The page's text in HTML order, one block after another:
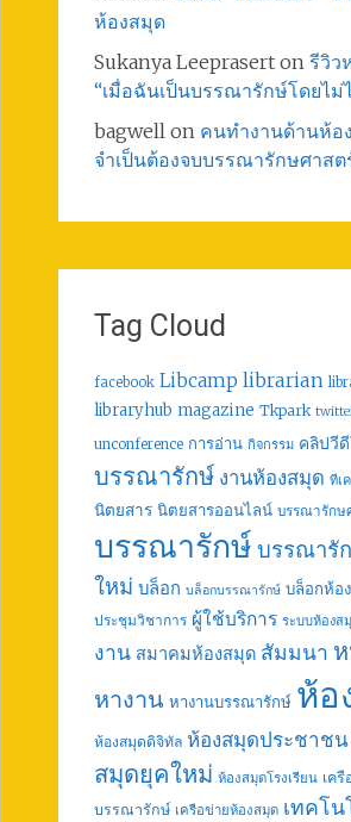
ห้องสมุด
Sukanya Leepraserton รีวิว
“เมื่อฉันเป็นบรรณารักษ์โดยไม่
bagwellon คนทำงานด้านห้อ
จำเป็นต้องจบบรรณารักษศาส
Tag Cloud
facebook Libcamp librarian
libraryhub magazine Tkpark
unconference การอ่าน กิจกรรม คลิปวีดี
บรรณารักษ์ งานห้องสมุด ทีเ
นิตยสาร นิตยสารออนไลน์ บรรณารักษ
บรรณารักษ์ บรรณารั
ใหม่ บล็อก บล็อกบรรณารักษ์ บล็อกห้อ
ประชุมวิชาการ ผู้ใช้บริการ ระบบห้องส
งาน สมาคมห้องสมุด สัมมนา
หางาน หางานบรรณารักษ์ ห้อ
ห้องสมุดดิจิทัล ห้องสมุดประชาชน
สมุดยุคใหม่ ห้องสมุดโรงเรียน เค
บรรณารักษ์ เครือข่ายห้องสมุด เทคโน